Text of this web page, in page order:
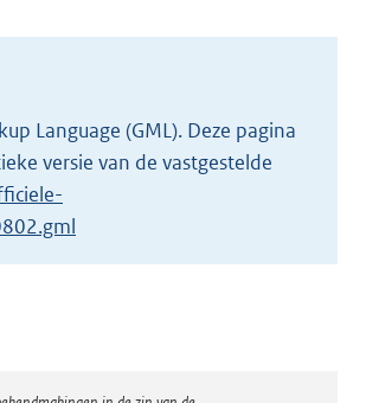
g Language (GML). Deze pagina
versie van de vastgestelde